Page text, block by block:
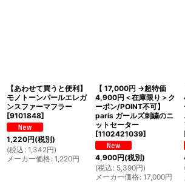
【あわせて買うと便利】
モノトーンパールエレガ
ンスファーマフラー
[9101848]
1,220円(税別)
(税込 : 1,342円)
メーカー価格: 1,220円
【 17,000円 →超特価
4,900円＜在庫限り＞ク
ーポン/POINT不可】
paris ガールズ刺繍のニ
ットセーター
[1102421039]
4,900円(税別)
(税込 : 5,390円)
メーカー価格: 17,000円